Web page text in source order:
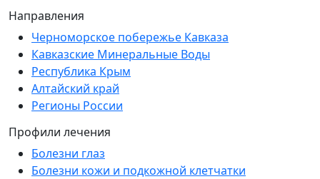
Направления
Черноморское побережье Кавказа
Кавказские Минеральные Воды
Республика Крым
Алтайский край
Регионы России
Профили лечения
Болезни глаз
Болезни кожи и подкожной клетчатки